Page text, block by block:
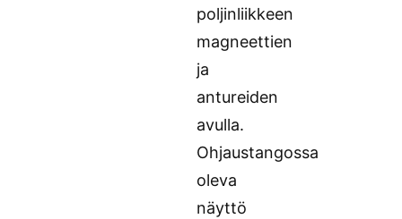
poljinliikkeen
magneettien
ja
antureiden
avulla.
Ohjaustangossa
oleva
näyttö